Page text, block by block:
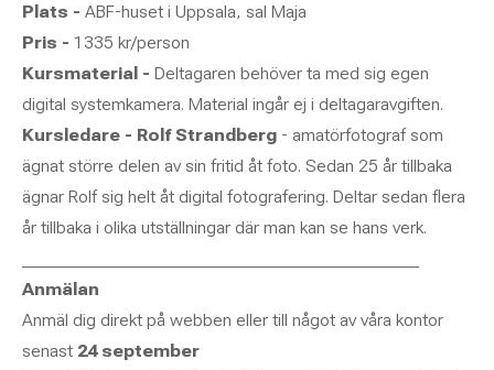
Plats - ABF-huset i Uppsala, sal Maja
Pris - 1335 kr/person
Kursmaterial - Deltagaren behöver ta med sig egen
digital systemkamera. Material ingår ej i deltagaravgiften.
Kursledare - Rolf Strandberg - amatörfotograf som
ägnat större delen av sin fritid åt foto. Sedan 25 år tillbaka
ägnar Rolf sig helt åt digital fotografering. Deltar sedan flera
år tillbaka i olika utställningar där man kan se hans verk.
Anmälan
Anmäl dig direkt på webben eller till något av våra kontor
senast 24 september